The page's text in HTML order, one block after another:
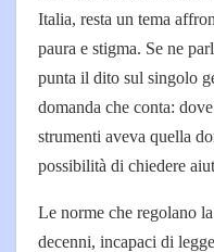
Italia, resta un tema
paura e stigma. Se ne
punta il dito sul singolo
domanda che conta:
strumenti aveva quella
possibilità di chiedere
Le norme che regolano la
decenni, incapaci di